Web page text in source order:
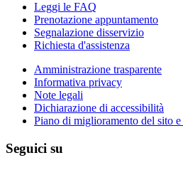
Leggi le FAQ
Prenotazione appuntamento
Segnalazione disservizio
Richiesta d'assistenza
Amministrazione trasparente
Informativa privacy
Note legali
Dichiarazione di accessibilità
Piano di miglioramento del sito
Seguici su